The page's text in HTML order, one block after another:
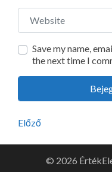
Website
Save my name,
the next time I
Előző
© 2026